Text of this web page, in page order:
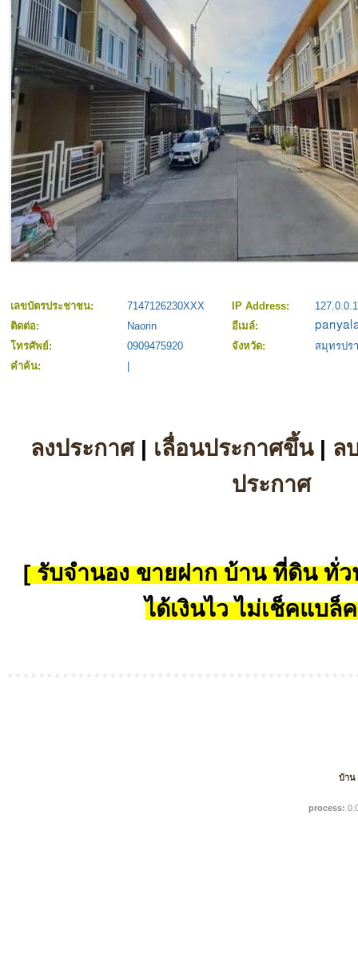
เลขบัตรประชาชน: 7147126230XXX IP Address:
127.0.0.1
ติดต่อ:
Naorin
อีเมล์:
โทรศัพย์:
0909475920 จังหวัด:
สมุทรปร
คำค้น:
ลงประกาศ| เลื่อนประกาศขึ้น| ล
ประกาศ
[ รับจำนอง ขายฝาก บ้าน ที่ดิน ทั่ว
ได้เงินไว ไม่เช็คแบล็
บ้าน
process: